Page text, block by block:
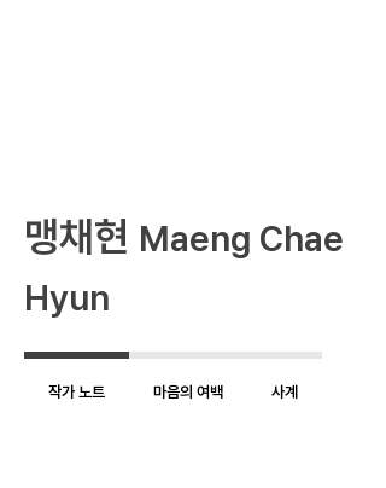
​맹채현 Maeng Chae
Hyun
작가 노트 마음의 여백 사계